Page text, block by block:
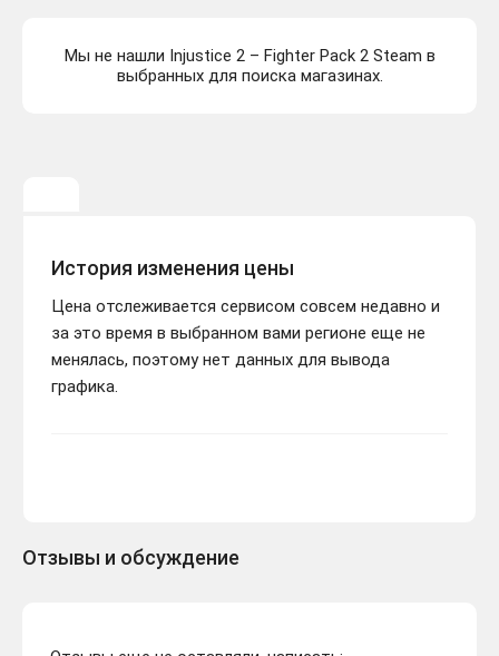
Мы не нашли Injustice 2 – Fighter Pack 2 Steam в
выбранных для поиска магазинах.
История изменения цены
Цена отслеживается сервисом совсем недавно и
за это время в выбранном вами регионе еще не
менялась, поэтому нет данных для вывода
графика.
Отзывы и обсуждение